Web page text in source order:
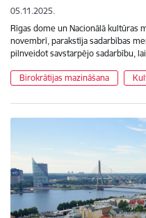
05.11.2025.
Rīgas dome un Nacionālā kultūras
novembrī, parakstīja sadarbības
pilnveidot savstarpējo sadarbību,
Birokrātijas mazināšana